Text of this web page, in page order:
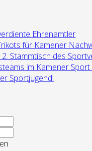
Ehrenamtler
für Kamener
2. Stammtisch des
im Kamener
Sportjugend!